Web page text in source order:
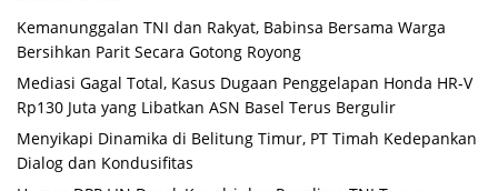
Kemanunggalan TNI dan Rakyat, Babinsa Bersama Warga
Bersihkan Parit Secara Gotong Royong
Mediasi Gagal Total, Kasus Dugaan Penggelapan Honda HR-V
Rp130 Juta yang Libatkan ASN Basel Terus Bergulir
Menyikapi Dinamika di Belitung Timur, PT Timah Kedepankan
Dialog dan Kondusifitas